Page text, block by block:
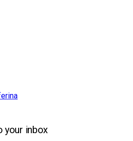
your inbox